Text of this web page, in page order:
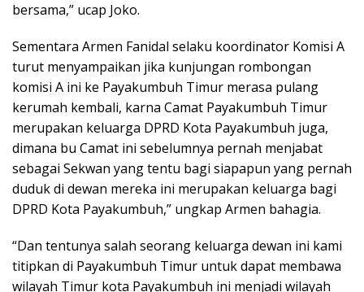
bersama,” ucap Joko.
Sementara Armen Fanidal selaku koordinator Komisi A
turut menyampaikan jika kunjungan rombongan
komisi A ini ke Payakumbuh Timur merasa pulang
kerumah kembali, karna Camat Payakumbuh Timur
merupakan keluarga DPRD Kota Payakumbuh juga,
dimana bu Camat ini sebelumnya pernah menjabat
sebagai Sekwan yang tentu bagi siapapun yang pernah
duduk di dewan mereka ini merupakan keluarga bagi
DPRD Kota Payakumbuh,” ungkap Armen bahagia.
“Dan tentunya salah seorang keluarga dewan ini kami
titipkan di Payakumbuh Timur untuk dapat membawa
wilayah Timur kota Payakumbuh ini menjadi wilayah